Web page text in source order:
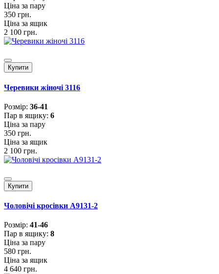
Ціна за пару
350 грн.
Ціна за ящик
2 100 грн.
Купити
Черевики жіночі 3116
Розмiр: 36-41
Пар в ящику: 6
Ціна за пару
350 грн.
Ціна за ящик
2 100 грн.
Купити
Чоловічі кросівки А9131-2
Розмiр: 41-46
Пар в ящику: 8
Ціна за пару
580 грн.
Ціна за ящик
4 640 грн.